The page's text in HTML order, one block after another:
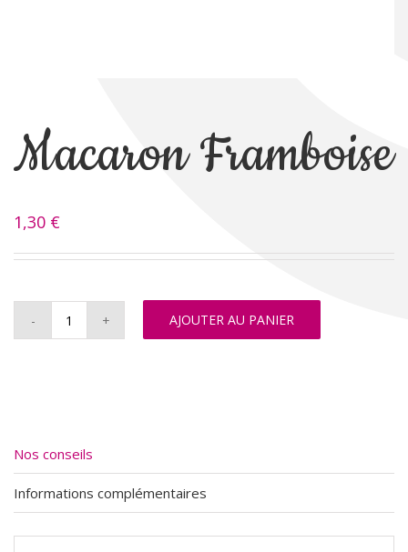
Macaron Framboise
1,30 €
quantité
AJOUTER AU PANIER
Nos conseils
Informations complémentaires